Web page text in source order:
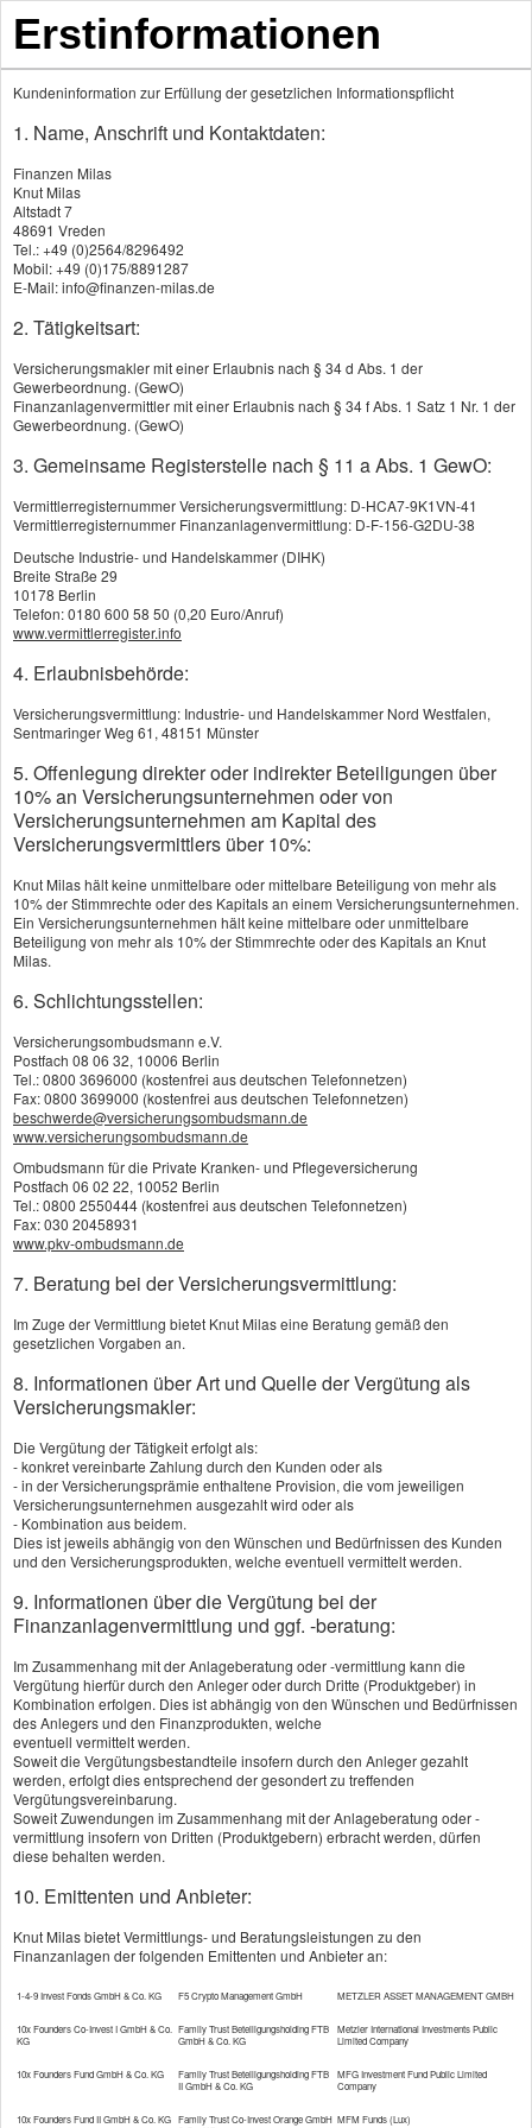
Produkte
Schwe­re Krank­hei­ten
Auslandskrankenversicherung
Gesetzliche Kranken­ver­si­che­rung
Krankenhaustagegeld
Krankentagegeld
Kranken­zusatz­ver­si­che­rung
Private Kranken­ver­si­che­rung
Zahn­zu­satz­ver­si­che­rung
Krankenhaustagegeld
Krankenhaustagegeld, solange Sie
in der Klinik sind
Das Krankenhaustagegeld ist ein angenehmes
finanzielles Polster, wenn Sie stationär behandelt
werden müssen. Der Versicherer überweist Ihnen
den vereinbarten Tagessatz, solange Sie aus
medizinisch notwendigem Grund in der Klinik sind.
Die Auszahlung Ihres Krankenhaustagegelds ist
steuerfrei.
Zahlen Sie Ihre zusätzlichen Kosten vom
Krankenhaustagegeld
Telefon und Fernsehermiete in der Klinik bezahlen
und die Fahrtkosten Ihrer Angehörigen decken,
aber auch eine Ersatzkraft finanzieren, wenn
während des Klinikaufenthalts niemand Haushalt
und Kinder versorgt. Das Krankenhaustagegeld
wird ohne Kostennachweis gezahlt - dem
Versicherer reicht eine Bescheinigung der Klinik
über Dauer und Grund der Behandlung.
Beim Rooming-In bleiben Vater oder Mutter
während der stationären Behandlung bei ihrem
Kind. Dafür berechnet die Klinik eine zusätzliche
Tagespauschale für Unterkunft und Verpflegung.
Viele Krankenhaustagegeld-Tarife verdoppeln den
Tagessatz für das versicherte Kind, wenn ein
Elternteil als Begleitperson mit ins Krankenhaus
geht.
Vergleich und Angebot
Krankenhaustagegeld
Erstinformationen
Kundeninformation zur Erfüllung der gesetzlichen Informationspflicht
1. Name, Anschrift und Kontaktdaten:
Finanzen Milas
Knut Milas
Altstadt 7
48691 Vreden
Tel.: +49 (0)2564/8296492
Mobil: +49 (0)175/8891287
E-Mail: info@finanzen-milas.de
2. Tätigkeitsart:
Versicherungsmakler mit einer Erlaubnis nach § 34 d Abs. 1 der
Gewerbeordnung. (GewO)
Finanzanlagenvermittler mit einer Erlaubnis nach § 34 f Abs. 1 Satz 1 Nr. 1 der
Gewerbeordnung. (GewO)
3. Gemeinsame Registerstelle nach § 11 a Abs. 1 GewO:
Vermittlerregisternummer Versicherungsvermittlung: D-HCA7-9K1VN-41
Vermittlerregisternummer Finanzanlagenvermittlung: D-F-156-G2DU-38
Deutsche Industrie- und Handelskammer (DIHK)
Breite Straße 29
10178 Berlin
Telefon: 0180 600 58 50 (0,20 Euro/Anruf)
www.vermittlerregister.info
4. Erlaubnisbehörde:
Versicherungsvermittlung: Industrie- und Handelskammer Nord Westfalen,
Sentmaringer Weg 61, 48151 Münster
5. Offenlegung direkter oder indirekter Beteiligungen über
10% an Versicherungsunternehmen oder von
Versicherungsunternehmen am Kapital des
Versicherungsvermittlers über 10%:
Knut Milas hält keine unmittelbare oder mittelbare Beteiligung von mehr als
10% der Stimmrechte oder des Kapitals an einem Versicherungsunternehmen.
Ein Versicherungsunternehmen hält keine mittelbare oder unmittelbare
Beteiligung von mehr als 10% der Stimmrechte oder des Kapitals an Knut
Milas.
6. Schlichtungsstellen:
Versicherungsombudsmann e.V.
Postfach 08 06 32, 10006 Berlin
Tel.: 0800 3696000 (kostenfrei aus deutschen Telefonnetzen)
Fax: 0800 3699000 (kostenfrei aus deutschen Telefonnetzen)
beschwerde@versicherungsombudsmann.de
www.versicherungsombudsmann.de
Ombudsmann für die Private Kranken- und Pflegeversicherung
Postfach 06 02 22, 10052 Berlin
Tel.: 0800 2550444 (kostenfrei aus deutschen Telefonnetzen)
Fax: 030 20458931
www.pkv-ombudsmann.de
7. Beratung bei der Versicherungsvermittlung:
Im Zuge der Vermittlung bietet Knut Milas eine Beratung gemäß den
gesetzlichen Vorgaben an.
8. Informationen über Art und Quelle der Vergütung als
Versicherungsmakler:
Die Vergütung der Tätigkeit erfolgt als:
- konkret vereinbarte Zahlung durch den Kunden oder als
- in der Versicherungsprämie enthaltene Provision, die vom jeweiligen
Versicherungsunternehmen ausgezahlt wird oder als
- Kombination aus beidem.
Dies ist jeweils abhängig von den Wünschen und Bedürfnissen des Kunden
und den Versicherungsprodukten, welche eventuell vermittelt werden.
9. Informationen über die Vergütung bei der
Finanzanlagenvermittlung und ggf. -beratung:
Im Zusammenhang mit der Anlageberatung oder -vermittlung kann die
Vergütung hierfür durch den Anleger oder durch Dritte (Produktgeber) in
Kombination erfolgen. Dies ist abhängig von den Wünschen und Bedürfnissen
des Anlegers und den Finanzprodukten, welche
eventuell vermittelt werden.
Soweit die Vergütungsbestandteile insofern durch den Anleger gezahlt
werden, erfolgt dies entsprechend der gesondert zu treffenden
Vergütungsvereinbarung.
Soweit Zuwendungen im Zusammenhang mit der Anlageberatung oder -
vermittlung insofern von Dritten (Produktgebern) erbracht werden, dürfen
diese behalten werden.
10. Emittenten und Anbieter:
Knut Milas bietet Vermittlungs- und Beratungsleistungen zu den
Finanzanlagen der folgenden Emittenten und Anbieter an:
1-4-9 Invest Fonds GmbH & Co. KG F5 Crypto Management GmbH METZLER ASSET MANAGEMENT GMBH
10x Founders Co-Invest I GmbH & Co.
KG
Family Trust Beteiligungsholding FTB
GmbH & Co. KG
Metzler International Investments Public
Limited Company
10x Founders Fund GmbH & Co. KG
Family Trust Beteiligungsholding FTB
II GmbH & Co. KG
MFG Investment Fund Public Limited
Company
10x Founders Fund II GmbH & Co. KG Family Trust Co-Invest Orange GmbH MFM Funds (Lux)